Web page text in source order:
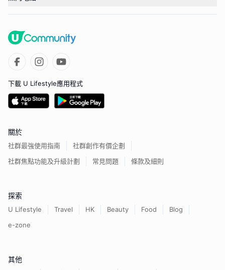
下載 U Lifestyle應用程式
關於
社群最強使用指南
社群創作有價企劃
社群焦點功能及升級計劃
常見問題 條款及細則
探索
U Lifestyle Travel HK Beauty Food
Blog
e-zone
其他